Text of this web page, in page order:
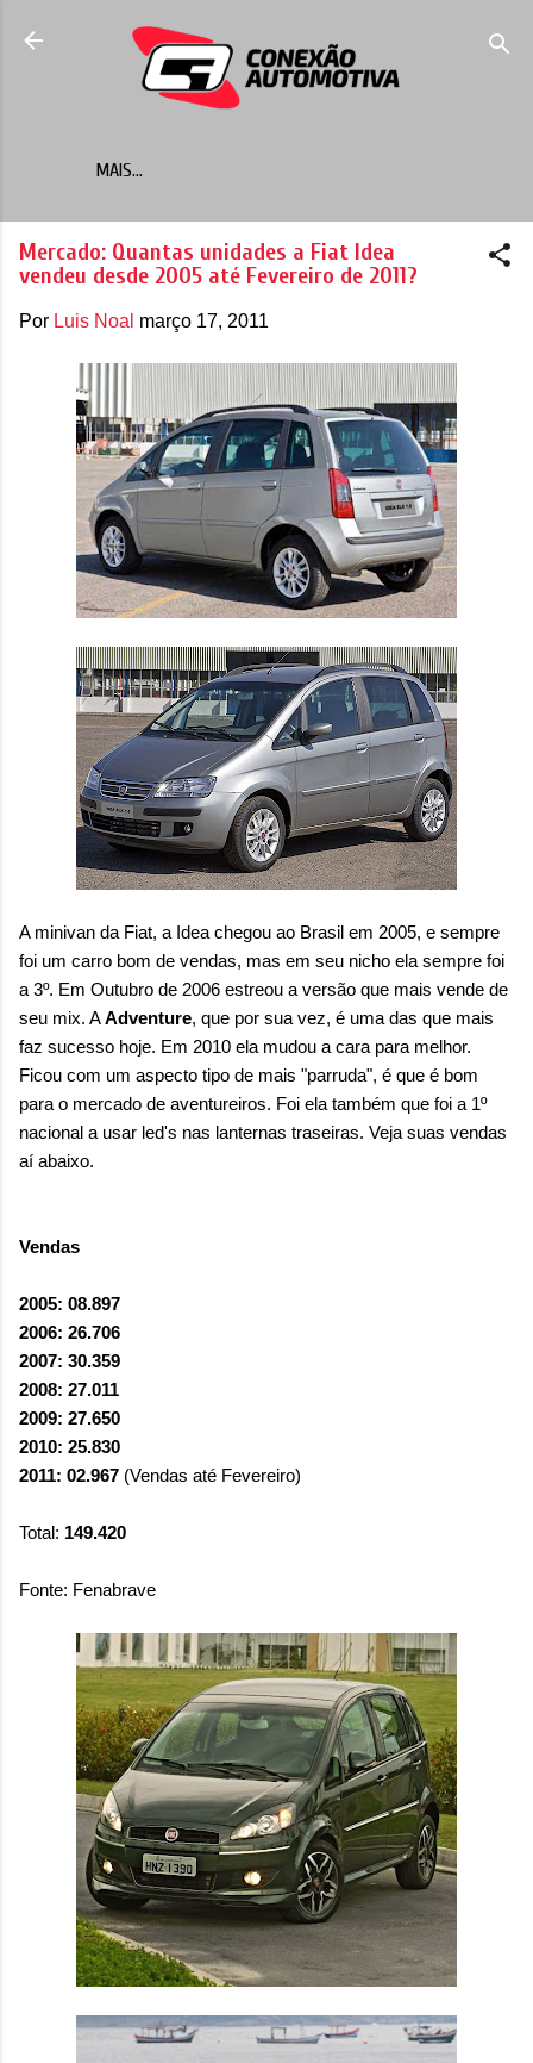
Pular para o conteúdo principal
MAIS…
Mercado: Quantas unidades a Fiat Idea
vendeu desde 2005 até Fevereiro de 2011?
Por Luis Noal março 17, 2011
A minivan da Fiat, a Idea chegou ao Brasil em 2005, e sempre
foi um carro bom de vendas, mas em seu nicho ela sempre foi
a 3º. Em Outubro de 2006 estreou a versão que mais vende de
seu mix. AAdventure, que por sua vez, é uma das que mais
faz sucesso hoje. Em 2010 ela mudou a cara para melhor.
Ficou com um aspecto tipo de mais "parruda", é que é bom
para o mercado de aventureiros. Foi ela também que foi a 1º
nacional a usar led's nas lanternas traseiras. Veja suas vendas
aí abaixo.
Vendas
2005: 08.897
2006: 26.706
2007: 30.359
2008: 27.011
2009: 27.650
2010: 25.830
2011: 02.967 (Vendas até Fevereiro)
Total: 149.420
Fonte: Fenabrave